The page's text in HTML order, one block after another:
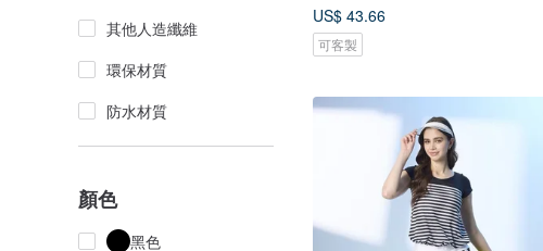
其他人造纖維
環保材質
防水材質
顏色
黑色
US$ 43.66
可客製